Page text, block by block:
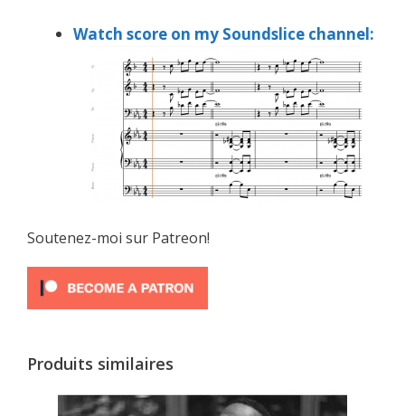
Watch score on my Soundslice channel:
Soutenez-moi sur Patreon!
Produits similaires